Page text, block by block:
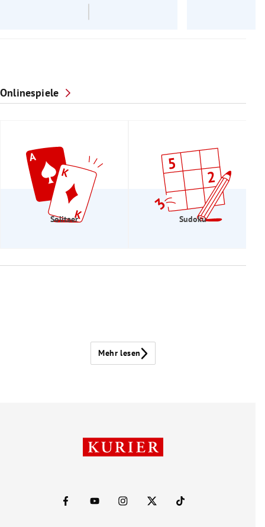
Onlinespiele
Solitaer Sudoku
Mehr lesen